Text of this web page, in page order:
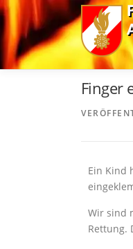
Zum
Inhalt
springen
Finger
Ein Kind
Wir sind
Rettung.